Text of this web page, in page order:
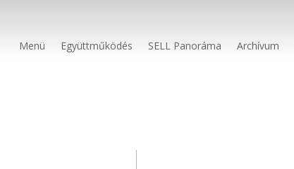
Menü Együttműködés SELL Panoráma Archívum